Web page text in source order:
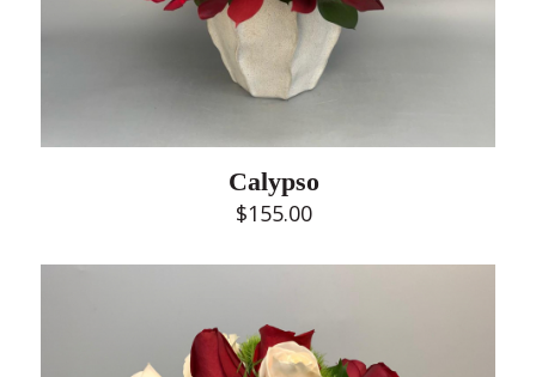
Calypso
$155.00